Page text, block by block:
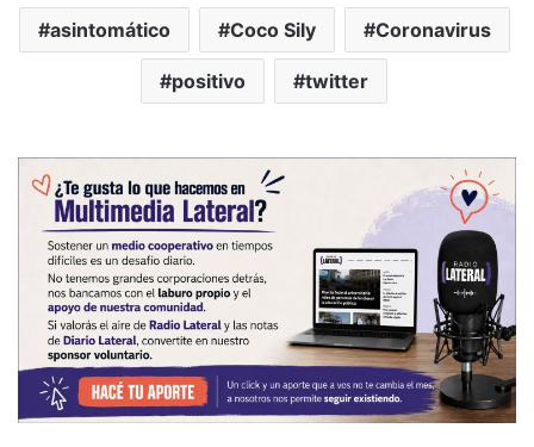
asintomático Coco Sily Coronavirus
positivo twitter